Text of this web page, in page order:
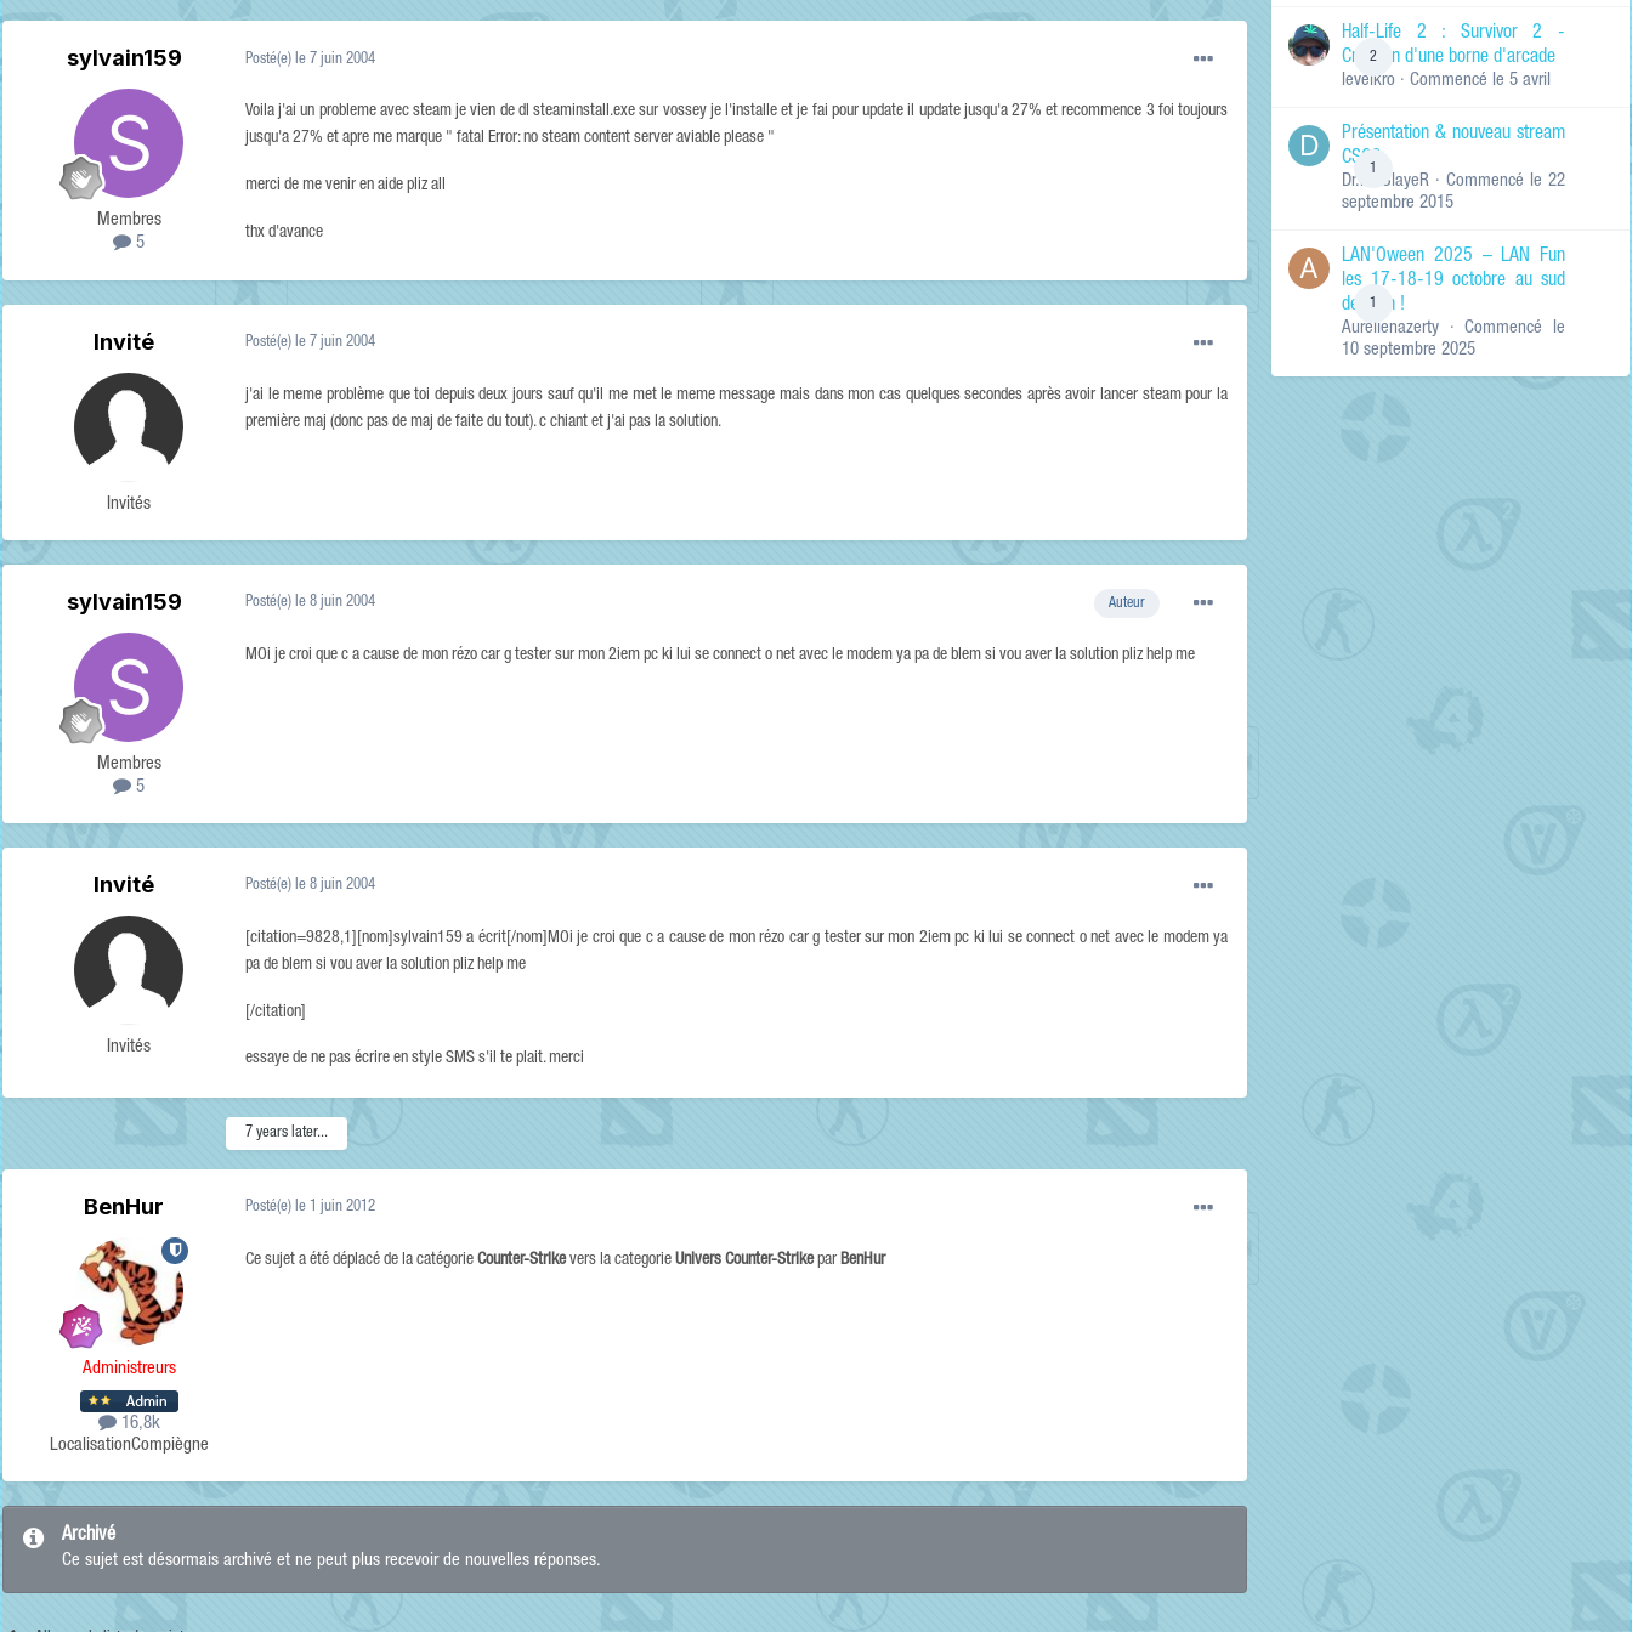
RECHERCHER LES
Titres et corps
Titres des
uniquement
sylvain159
Membres
5
Posté(e) le 7 juin 2004
Voila j'ai un probleme avec steam je vien de dl steaminstall.exe sur vossey je l'installe et je fai pour update il update jusqu'a 27% et recommence 3 foi toujours
jusqu'a 27% et apre me marque " fatal Error: no steam content server aviable please "
merci de me venir en aide pliz all
thx d'avance
Invité
Invités
Posté(e) le 7 juin 2004
j'ai le meme problème que toi depuis deux jours sauf qu'il me met le meme message mais dans mon cas quelques secondes après avoir lancer steam pour la
première maj (donc pas de maj de faite du tout). c chiant et j'ai pas la solution.
sylvain159
Membres
5
Auteur
Posté(e) le 8 juin 2004
MOi je croi que c a cause de mon rézo car g tester sur mon 2iem pc ki lui se connect o net avec le modem ya pa de blem si vou aver la solution pliz help me
Invité
Invités
Posté(e) le 8 juin 2004
[citation=9828,1][nom]sylvain159 a écrit[/nom]MOi je croi que c a cause de mon rézo car g tester sur mon 2iem pc ki lui se connect o net avec le modem ya
pa de blem si vou aver la solution pliz help me
[/citation]
essaye de ne pas écrire en style SMS s'il te plait. merci
7 years later...
BenHur
Administreurs
16,8k
LocalisationCompiègne
Posté(e) le 1 juin 2012
Ce sujet a été déplacé de la catégorie Counter-Strikevers la categorie Univers Counter-Strikepar BenHur
Archivé
Ce sujet est désormais archivé et ne peut plus recevoir de nouvelles réponses.
2
Half-Life 2 : Survivor 2 -
Création d'une borne d'arcade
levelkro · Commencé le 5 avril
1
Présentation & nouveau stream
CSGO
Dr.KinSlayeR · Commencé le 22
septembre 2015
1
LAN'Oween 2025 – LAN Fun
les 17-18-19 octobre au sud
de Lyon !
Aurelienazerty · Commencé le
10 septembre 2025